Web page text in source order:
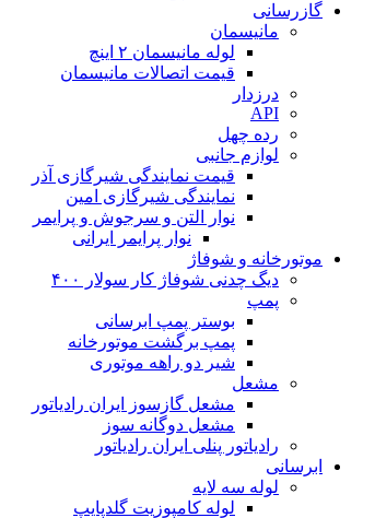
گازرسانی
مانیسمان
لوله مانیسمان ۲ اینچ
قیمت اتصالات مانیسمان
درزدار
API
رده چهل
لوازم جانبی
قیمت نمایندگی شیرگازی آذر
نمایندگی شیرگازی امین
نوار التن و سرجوش و پرایمر
نوار پرایمر ایرانی
موتورخانه و شوفاژ
دیگ چدنی شوفاژ کار سولار ۴۰۰
پمپ
بوستر پمپ ابرسانی
پمپ برگشت موتورخانه
شیر دو راهه موتوری
مشعل
مشعل گازسوز ایران رادیاتور
مشعل دوگانه سوز
رادیاتور پنلی ایران رادیاتور
ابرسانی
لوله سه لایه
لوله کامپوزیت گلدپایپ